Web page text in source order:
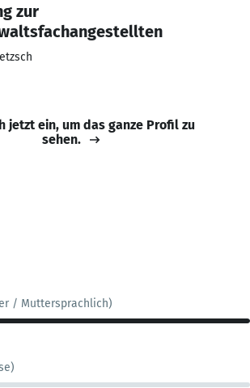
zur
jetzt ein, um das ganze Profil zu
sehen.
/ Muttersprachlich)